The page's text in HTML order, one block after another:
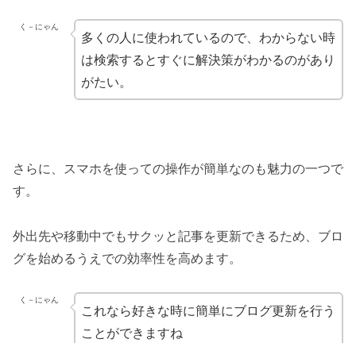
く－にゃん
多くの人に使われているので、わからない時
は検索するとすぐに解決策がわかるのがあり
がたい。
さらに、スマホを使っての操作が簡単なのも魅力の一つで
す。
外出先や移動中でもサクッと記事を更新できるため、ブロ
グを始めるうえでの効率性を高めます。
く－にゃん
これなら好きな時に簡単にブログ更新を行う
ことができますね